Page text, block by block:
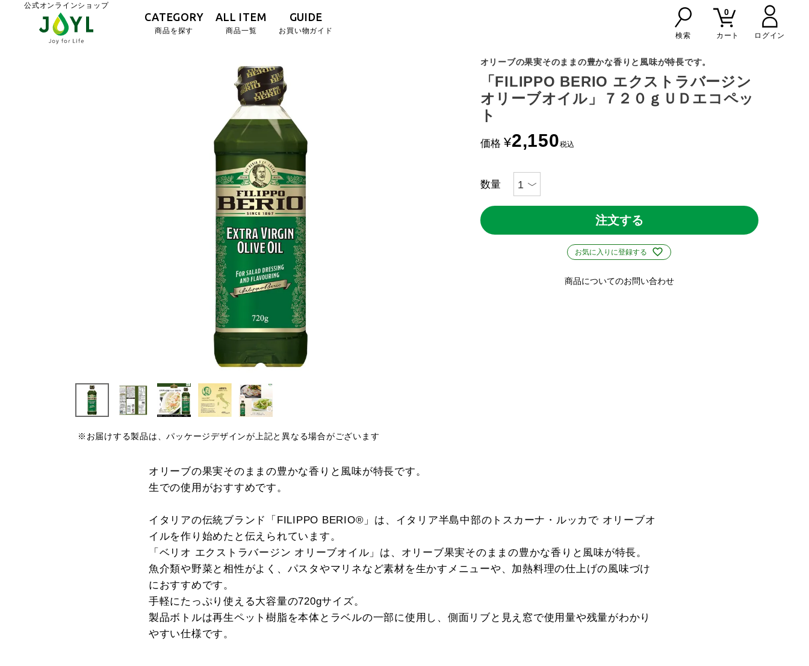
公式オンラインショップ
CATEGORY
商品を探す
ALL ITEM
商品一覧
GUIDE
お買い物ガイド
検索
0
カート
※お届けする製品は、パッケージデザインが上記と異なる場合がございます
オリーブの果実そのままの豊かな香りと風味が特長です。
「FILIPPO BERIO エクストラバージン
オリーブオイル」７２０ｇＵＤエコペッ
ト
価格 ¥2,150税込
注文する
お気に入りに登録する
商品についてのお問い合わせ
オリーブの果実そのままの豊かな香りと風味が特長です。
生での使用がおすすめです。
イタリアの伝統ブランド「FILIPPO BERIO®」は、イタリア半島中部のトスカーナ・ルッカで オリーブオ
イルを作り始めたと伝えられています。
「ベリオ エクストラバージン オリーブオイル」は、オリーブ果実そのままの豊かな香りと風味が特長。
魚介類や野菜と相性がよく、パスタやマリネなど素材を生かすメニューや、加熱料理の仕上げの風味づけ
におすすめです。
手軽にたっぷり使える大容量の720gサイズ。
製品ボトルは再生ペット樹脂を本体とラベルの一部に使用し、側面リブと見え窓で使用量や残量がわかり
やすい仕様です。